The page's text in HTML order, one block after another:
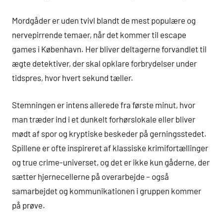
Mordgåder er uden tvivl blandt de mest populære og
nervepirrende temaer, når det kommer til escape
games i København. Her bliver deltagerne forvandlet til
ægte detektiver, der skal opklare forbrydelser under
tidspres, hvor hvert sekund tæller.
Stemningen er intens allerede fra første minut, hvor
man træder ind i et dunkelt forhørslokale eller bliver
mødt af spor og kryptiske beskeder på gerningsstedet.
Spillene er ofte inspireret af klassiske krimifortællinger
og true crime-universet, og det er ikke kun gåderne, der
sætter hjernecellerne på overarbejde – også
samarbejdet og kommunikationen i gruppen kommer
på prøve.